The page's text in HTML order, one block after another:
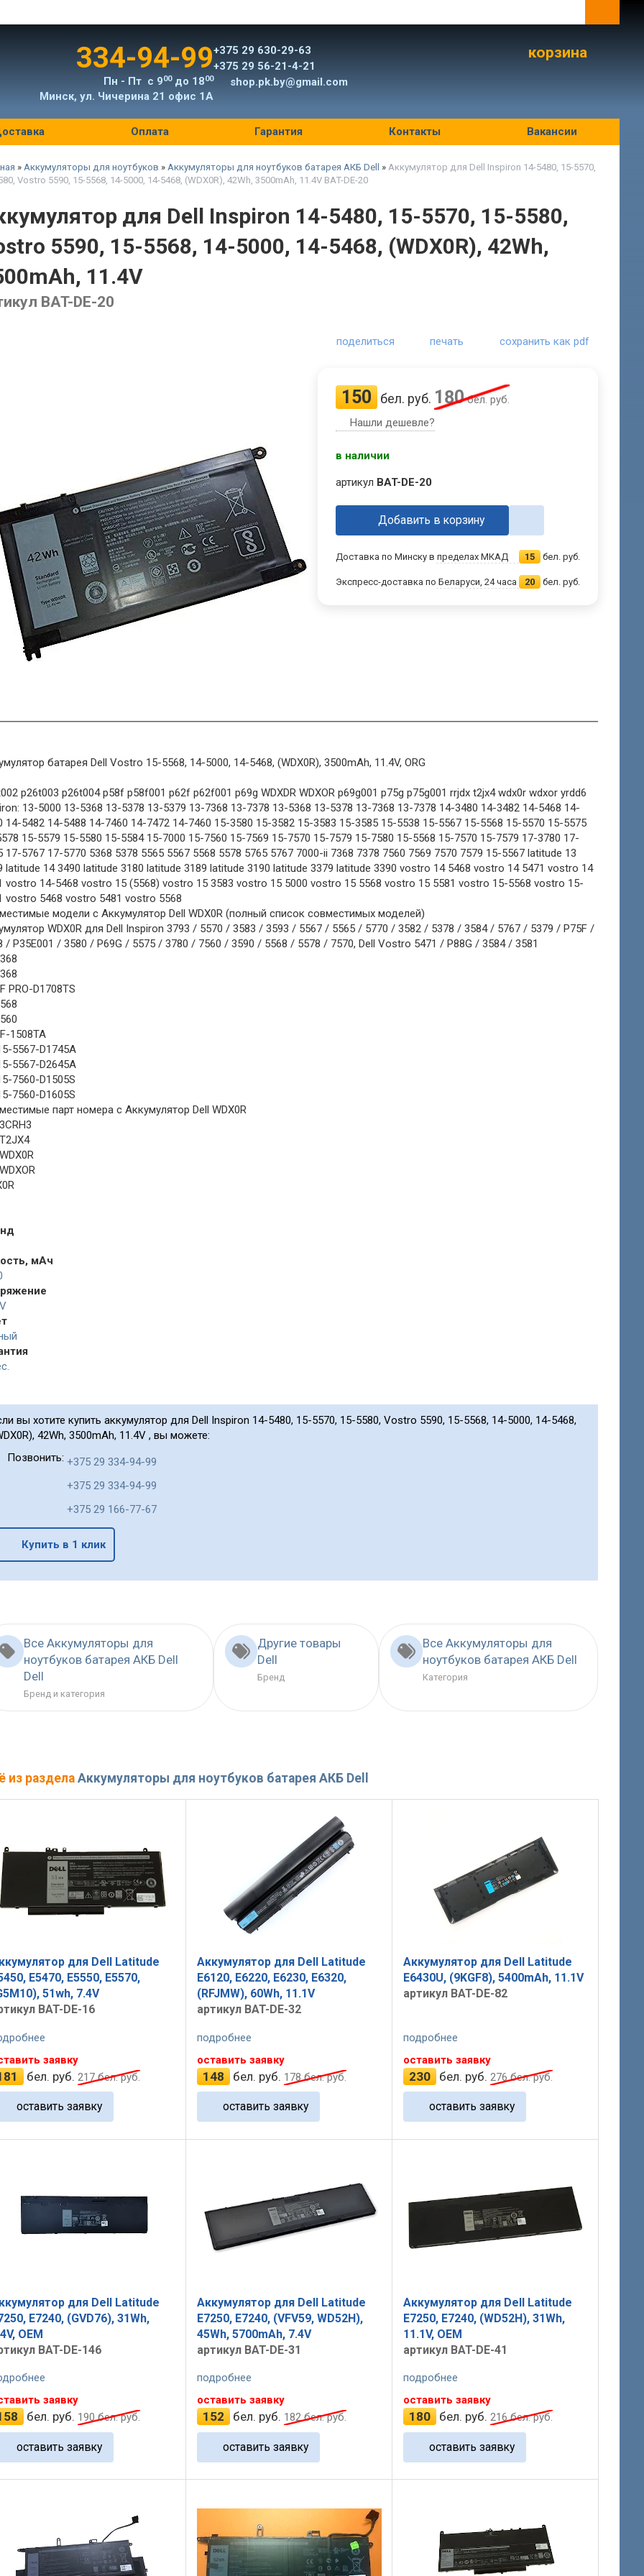
334-94-99
Пн - Пт с 900до 1800
Минск, ул. Чичерина 21 офис 1А
+375 29 630-29-63
+375 29 56-21-4-21
shop.pk.by@gmail.com
корзина
Оплата Гарантия Контакты Вакансии
» Аккумуляторы для ноутбуков » Аккумуляторы для ноутбуков батарея АКБ Dell » Аккумулятор для Dell Inspiron 14-5480, 15-5570,
Vostro 5590, 15-5568, 14-5000, 14-5468, (WDX0R), 42Wh, 3500mAh, 11.4V BAT-DE-20
для Dell Inspiron 14-5480, 15-5570, 15-5580,
5590, 15-5568, 14-5000, 14-5468, (WDX0R), 42Wh,
11.4V
BAT-DE-20
поделиться печать сохранить как pdf
150 бел. руб. 180бел. руб.
Нашли дешевле?
в наличии
артикул BAT-DE-20
Добавить в корзину
Доставка по Минску в пределах МКАД 15 бел. руб.
Экспресс-доставка по Беларуси, 24 часа 20 бел. руб.
батарея Dell Vostro 15-5568, 14-5000, 14-5468, (WDX0R), 3500mAh, 11.4V, ORG
p26t003 p26t004 p58f p58f001 p62f p62f001 p69g WDXDR WDXOR p69g001 p75g p75g001 rrjdx t2jx4 wdx0r wdxor yrdd6
13-5000 13-5368 13-5378 13-5379 13-7368 13-7378 13-5368 13-5378 13-7368 13-7378 14-3480 14-3482 14-5468 14-
14-5482 14-5488 14-7460 14-7472 14-7460 15-3580 15-3582 15-3583 15-3585 15-5538 15-5567 15-5568 15-5570 15-5575
15-5579 15-5580 15-5584 15-7000 15-7560 15-7569 15-7570 15-7579 15-7580 15-5568 15-7570 15-7579 17-3780 17-
17-5767 17-5770 5368 5378 5565 5567 5568 5578 5765 5767 7000-ii 7368 7378 7560 7569 7570 7579 15-5567 latitude 13
latitude 14 3490 latitude 3180 latitude 3189 latitude 3190 latitude 3379 latitude 3390 vostro 14 5468 vostro 14 5471 vostro 14
vostro 14-5468 vostro 15 (5568) vostro 15 3583 vostro 15 5000 vostro 15 5568 vostro 15 5581 vostro 15-5568 vostro 15-
vostro 5468 vostro 5481 vostro 5568
модели с Аккумулятор Dell WDX0R (полный список совместимых моделей)
WDX0R для Dell Inspiron 3793 / 5570 / 3583 / 3593 / 5567 / 5565 / 5770 / 3582 / 5378 / 3584 / 5767 / 5379 / P75F /
/ P35E001 / 3580 / P69G / 5575 / 3780 / 7560 / 3590 / 5568 / 5578 / 7570, Dell Vostro 5471 / P88G / 3584 / 3581
PRO-D1708TS
1508TA
5567-D1745A
5567-D2645A
7560-D1505S
7560-D1605S
парт номера с Аккумулятор Dell WDX0R
мАч
вы хотите купить аккумулятор для Dell Inspiron 14-5480, 15-5570, 15-5580, Vostro 5590, 15-5568, 14-5000, 14-5468,
42Wh, 3500mAh, 11.4V , вы можете:
Позвонить: +375 29 334-94-99
+375 29 334-94-99
+375 29 166-77-67
Купить в 1 клик
Все Аккумуляторы для
ноутбуков батарея АКБ Dell
Dell
Бренд и категория
Другие товары
Dell
Бренд
Все Аккумуляторы для
ноутбуков батарея АКБ Dell
Категория
из раздела Аккумуляторы для ноутбуков батарея АКБ Dell
для Dell Latitude
E5470, E5550, E5570,
51wh, 7.4V
BAT-DE-16
заявку
бел. руб. 217бел. руб.
оставить заявку
Аккумулятор для Dell Latitude
E6120, E6220, E6230, E6320,
(RFJMW), 60Wh, 11.1V
артикул BAT-DE-32
подробнее
оставить заявку
148 бел. руб. 178бел. руб.
оставить заявку
Аккумулятор для Dell Latitude
E6430U, (9KGF8), 5400mAh, 11.1V
артикул BAT-DE-82
подробнее
оставить заявку
230 бел. руб. 276бел. руб.
оставить заявку
для Dell Latitude
E7240, (GVD76), 31Wh,
OEM
BAT-DE-146
заявку
бел. руб. 190бел. руб.
оставить заявку
Аккумулятор для Dell Latitude
E7250, E7240, (VFV59, WD52H),
45Wh, 5700mAh, 7.4V
артикул BAT-DE-31
подробнее
оставить заявку
152 бел. руб. 182бел. руб.
оставить заявку
Аккумулятор для Dell Latitude
E7250, E7240, (WD52H), 31Wh,
11.1V, OEM
артикул BAT-DE-41
подробнее
оставить заявку
180 бел. руб. 216бел. руб.
оставить заявку